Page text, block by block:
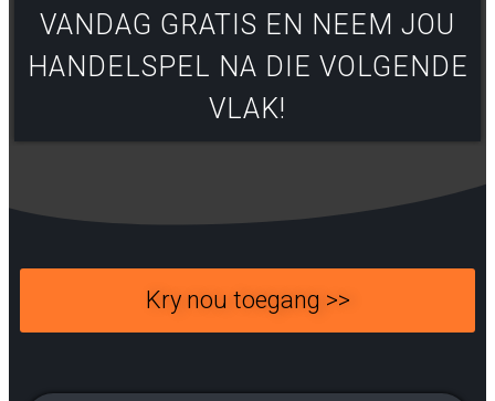
VANDAG GRATIS EN NEEM JOU
HANDELSPEL NA DIE VOLGENDE
VLAK!
Kry nou toegang >>